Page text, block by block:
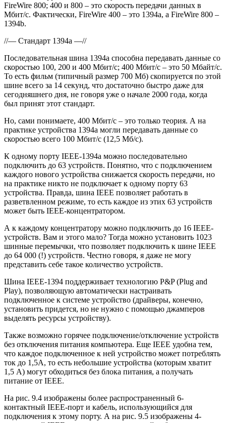
FireWire 800; 400 и 800 – это скорость передачи данных в
Мбит/с. Фактически, FireWire 400 – это 1394a, а FireWire 800 –
1394b.
//— Стандарт 1394a —//
Последовательная шина 1394a способна передавать данные со
скоростью 100, 200 и 400 Мбит/с; 400 Мбит/с – это 50 Мбайт/с.
То есть фильм (типичный размер 700 Мб) скопируется по этой
шине всего за 14 секунд, что достаточно быстро даже для
сегодняшнего дня, не говоря уже о начале 2000 года, когда
был принят этот стандарт.
Но, сами понимаете, 400 Мбит/с – это только теория. А на
практике устройства 1394a могли передавать данные со
скоростью всего 100 Мбит/с (12,5 Мб/с).
К одному порту IEEE-1394a можно последовательно
подключить до 63 устройств. Понятно, что с подключением
каждого нового устройства снижается скорость передачи, но
на практике никто не подключает к одному порту 63
устройства. Правда, шина IEEE позволяет работать в
разветвленном режиме, то есть каждое из этих 63 устройств
может быть IEEE-концентратором.
А к каждому концентратору можно подключить до 16 IEEE-
устройств. Вам и этого мало? Тогда можно установить 1023
шинные перемычки, что позволяет подключить к шине IEEE
до 64 000 (!) устройств. Честно говоря, я даже не могу
представить себе такое количество устройств.
Шина IEEE-1394 поддерживает технологию P&P (Plug and
Play), позволяющую автоматически настраивать
подключенное к системе устройство (драйверы, конечно,
установить придется, но не нужно с помощью джамперов
выделять ресурсы устройству).
Также возможно горячее подключение/отключение устройств
без отключения питания компьютера. Еще IEEE удобна тем,
что каждое подключенное к ней устройство может потреблять
ток до 1,5А, то есть небольшие устройства (которым хватит
1,5 А) могут обходиться без блока питания, а получать
питание от IEEE.
На рис. 9.4 изображены более распространенный 6-
контактный IEEE-порт и кабель, использующийся для
подключения к этому порту. А на рис. 9.5 изображены 4-